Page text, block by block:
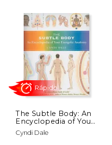
15%
dcto.
$ 40.00
$ 34.00
The Subtle Body: An
Encyclopedia of Your
Energetic Anatomy
(en Inglés)
Cyndi Dale